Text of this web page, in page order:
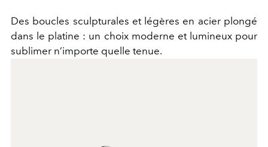
Des boucles sculpturales et légères en acier plongé
dans le platine : un choix moderne et lumineux pour
sublimer n’importe quelle tenue.